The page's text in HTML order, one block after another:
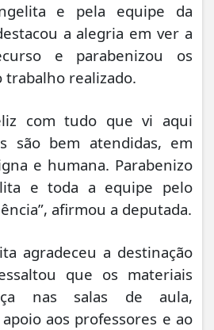
e pela equipe da
a alegria em ver a
e parabenizou os
trabalho realizado.
com tudo que vi aqui
são bem atendidas, em
e humana. Parabenizo
e toda a equipe pelo
afirmou a deputada.
agradeceu a destinação
que os materiais
nas salas de aula,
aos professores e ao